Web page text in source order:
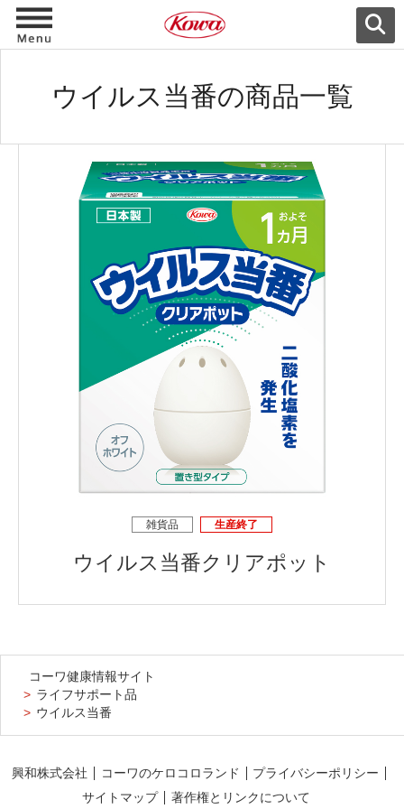
ウイルス当番の商品一覧
雑貨品 生産終了
ウイルス当番クリアポット
コーワ健康情報サイト
ライフサポート品
ウイルス当番
興和株式会社 コーワのケロコロランド
プライバシーポリシー
サイトマップ
著作権とリンクについて